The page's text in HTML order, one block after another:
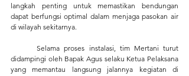
langkah penting untuk memastikan bendungan
dapat berfungsi optimal dalam menjaga pasokan air
di wilayah sekitarnya.
	Selama proses instalasi, tim Mertani turut
didampingi oleh Bapak Agus selaku Ketua Pelaksana
yang memantau langsung jalannya kegiatan di